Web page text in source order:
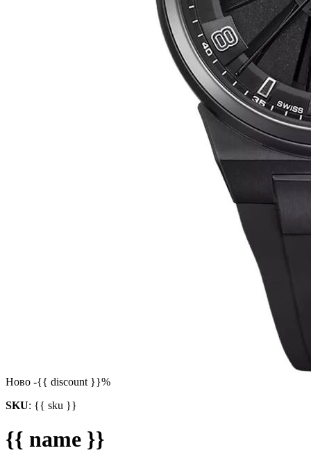
Ново -{{ discount }}%
SKU: {{ sku }}
{{ name }}